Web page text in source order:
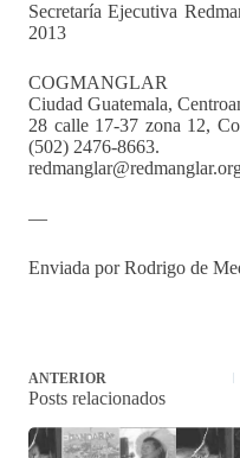
Secretaría Ejecutiva
2013
COGMANGLAR
Ciudad Guatemala,
28 calle 17-37 zona 12,
(502) 2476-8663.
—
Enviada por Rodrigo de
ANTERIOR
Posts relacionados